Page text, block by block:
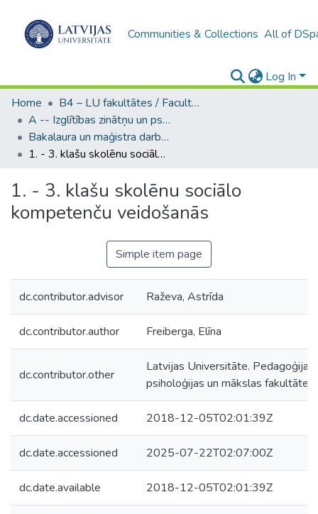
Communities & Collections All of
Log In
Home
B4 – LU fakultātes / Faculties of the UL
A -- Izglītības zinātņu un psiholoģijas fakultāte / Faculty of Education Sciences and Psychology
Bakalaura un maģistra darbi (PPMF) / Bachelor's and Master's theses
1. - 3. klašu skolēnu sociālo kompetenču veidošanās
1. - 3. klašu skolēnu sociālo
kompetenču veidošanās
Simple item page
dc.contributor.advisor Raževa, Astrīda
dc.contributor.author Freiberga, Elīna
dc.contributor.other
Latvijas Universitāte. Pedagoģijas,
psiholoģijas un mākslas fakultāte
dc.date.accessioned 2018-12-05T02:01:39Z
dc.date.accessioned 2025-07-22T02:07:00Z
dc.date.available 2018-12-05T02:01:39Z